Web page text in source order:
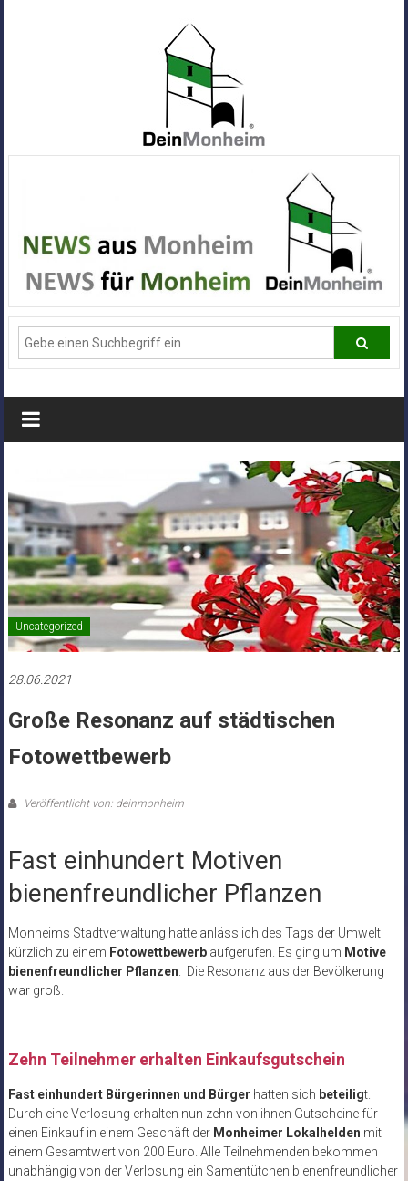
Alle
News
aus
Deiner
Stadt
Monheim
Uncategorized
28.06.2021
Große Resonanz auf städtischen
Fotowettbewerb
Veröffentlicht von: deinmonheim
Fast einhundert Motiven
bienenfreundlicher Pflanzen
Monheims Stadtverwaltung hatte anlässlich des Tags der Umwelt
kürzlich zu einem Fotowettbewerbaufgerufen. Es ging um Motive
bienenfreundlicher Pflanzen . Die Resonanz aus der Bevölkerung
war groß.
Zehn Teilnehmer erhalten Einkaufsgutschein
Fast einhundert Bürgerinnen und Bürger hatten sich beteiligt.
Durch eine Verlosung erhalten nun zehn von ihnen Gutscheine für
einen Einkauf in einem Geschäft der Monheimer Lokalhelden mit
einem Gesamtwert von 200 Euro. Alle Teilnehmenden bekommen
unabhängig von der Verlosung ein Samentütchen bienenfreundlicher